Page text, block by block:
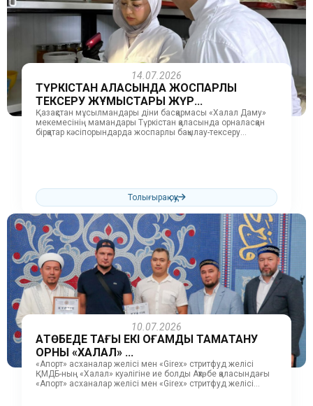
14.07.2026
ТҮРКІСТАН ҚАЛАСЫНДА ЖОСПАРЛЫ
ТЕКСЕРУ ЖҰМЫСТАРЫ ЖҮР...
Қазақстан мұсылмандары діни басқармасы «Халал Даму»
мекемесінің мамандары Түркістан қаласында орналасқан
бірқатар кәсіпорындарда жоспарлы бақылау-тексеру
Толығырақ оқу
10.07.2026
АҚТӨБЕДЕ ТАҒЫ ЕКІ ҚОҒАМДЫҚ ТАМАҚТАНУ
ОРНЫ «ХАЛАЛ» ...
«Апорт» асханалар желісі мен «Girex» стритфуд желісі
ҚМДБ-ның «Халал» куәлігіне ие болды Ақтөбе қаласындағы
«Апорт» асханалар желісі мен «Girex» стритфуд желісі